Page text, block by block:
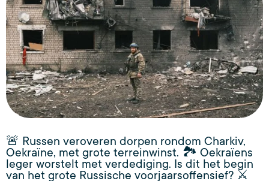
🚨 Russen veroveren dorpen rondom Charkiv,
Oekraïne, met grote terreinwinst. 🏞️ Oekraïens
leger worstelt met verdediging. Is dit het begin
van het grote Russische voorjaarsoffensief? ⚔️